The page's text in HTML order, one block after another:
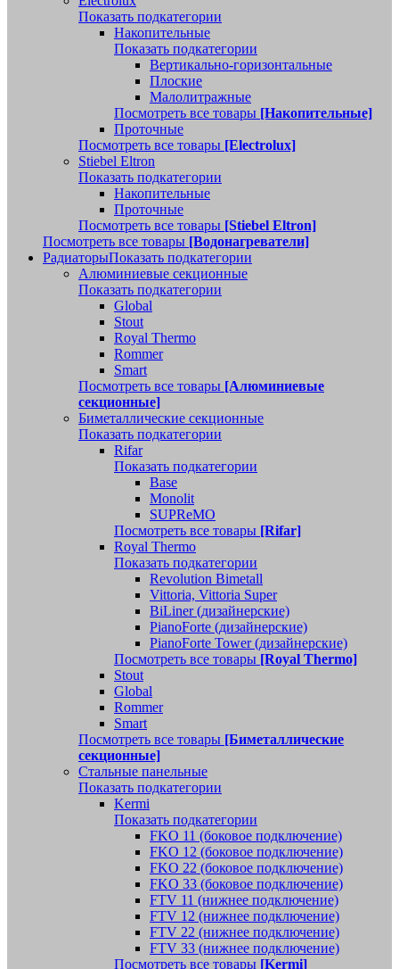
Показать подкатегории
Накопительные
Показать подкатегории
Вертикально-горизонтальные
Плоские
Малолитражные
Посмотреть все товары [Накопительные]
Проточные
Посмотреть все товары [Electrolux]
Stiebel Eltron
Показать подкатегории
Накопительные
Проточные
Посмотреть все товары [Stiebel Eltron]
Посмотреть все товары [Водонагреватели]
РадиаторыПоказать подкатегории
Алюминиевые секционные
Показать подкатегории
Global
Stout
Royal Thermo
Rommer
Smart
Посмотреть все товары [Алюминиевые
секционные]
Биметаллические секционные
Показать подкатегории
Rifar
Показать подкатегории
Base
Monolit
SUPReMO
Посмотреть все товары [Rifar]
Royal Thermo
Показать подкатегории
Revolution Bimetall
Vittoria, Vittoria Super
BiLiner (дизайнерские)
PianoForte (дизайнерские)
PianoForte Tower (дизайнерские)
Посмотреть все товары [Royal Thermo]
Stout
Global
Rommer
Smart
Посмотреть все товары [Биметаллические
секционные]
Стальные панельные
Показать подкатегории
Kermi
Показать подкатегории
FKO 11 (боковое подключение)
FKO 12 (боковое подключение)
FKO 22 (боковое подключение)
FKO 33 (боковое подключение)
FTV 11 (нижнее подключение)
FTV 12 (нижнее подключение)
FTV 22 (нижнее подключение)
FTV 33 (нижнее подключение)
Посмотреть все товары [Kermi]